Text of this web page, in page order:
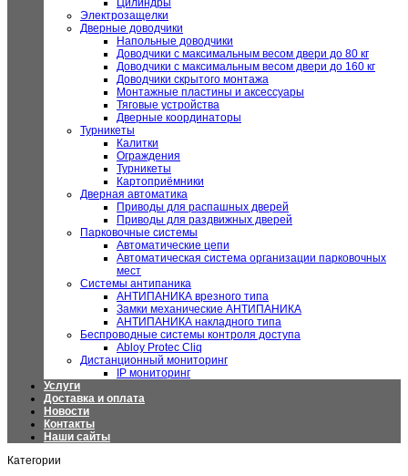
Цилиндры
Электрозащелки
Дверные доводчики
Напольные доводчики
Доводчики с максимальным весом двери до 80 кг
Доводчики с максимальным весом двери до 160 кг
Доводчики скрытого монтажа
Монтажные пластины и аксессуары
Тяговые устройства
Дверные координаторы
Турникеты
Калитки
Ограждения
Турникеты
Картоприёмники
Дверная автоматика
Приводы для распашных дверей
Приводы для раздвижных дверей
Парковочные системы
Автоматические цепи
Автоматическая система организации парковочных
мест
Системы антипаника
АНТИПАНИКА врезного типа
Замки механические АНТИПАНИКА
АНТИПАНИКА накладного типа
Беспроводные системы контроля доступа
Abloy Protec Cliq
Дистанционный мониторинг
IP мониторинг
Услуги
Доставка и оплата
Новости
Контакты
Наши сайты
Категории